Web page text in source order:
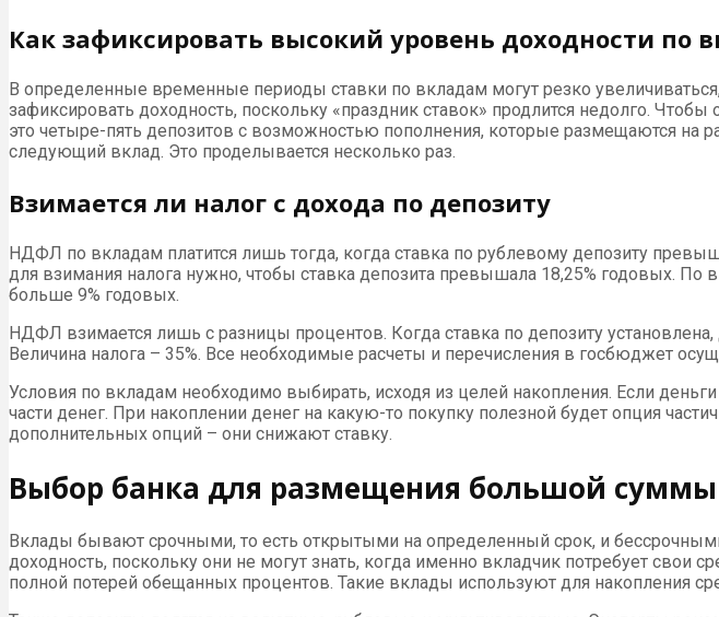
Как зафиксировать высокий уровень доходности по
В определенные временные периоды ставки по вкладам могут резко
зафиксировать доходность, поскольку «праздник ставок» продлится недолго.
это четыре-пять депозитов с возможностью пополнения, которые размещаются на
следующий вклад. Это проделывается несколько раз.
Взимается ли налог с дохода по депозиту
НДФЛ по вкладам платится лишь тогда, когда ставка по рублевому депозиту
для взимания налога нужно, чтобы ставка депозита превышала 18,25% годовых.
больше 9% годовых.
НДФЛ взимается лишь с разницы процентов. Когда ставка по депозиту
Величина налога – 35%. Все необходимые расчеты и перечисления в госбюджет
Условия по вкладам необходимо выбирать, исходя из целей накопления. Если
части денег. При накоплении денег на какую-то покупку полезной будет опция
дополнительных опций – они снижают ставку.
Выбор банка для размещения большой суммы
Вклады бывают срочными, то есть открытыми на определенный срок, и
доходность, поскольку они не могут знать, когда именно вкладчик потребует
полной потерей обещанных процентов. Такие вклады используют для накопления